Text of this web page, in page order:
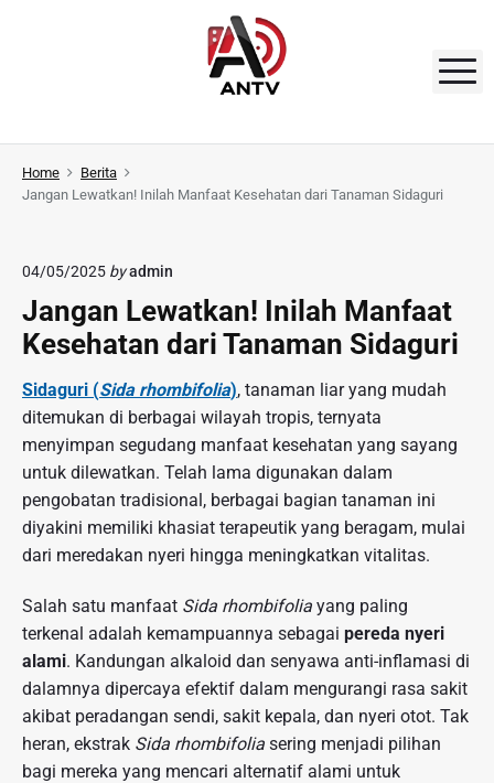
o
A
N
Home
Berita
Jangan Lewatkan! Inilah Manfaat Kesehatan dari Tanaman Sidaguri
04/05/2025 byadmin
Jangan Lewatkan! Inilah Manfaat
Kesehatan dari Tanaman Sidaguri
Sidaguri (Sida rhombifolia), tanaman liar yang mudah
ditemukan di berbagai wilayah tropis, ternyata
menyimpan segudang manfaat kesehatan yang sayang
untuk dilewatkan. Telah lama digunakan dalam
pengobatan tradisional, berbagai bagian tanaman ini
diyakini memiliki khasiat terapeutik yang beragam, mulai
dari meredakan nyeri hingga meningkatkan vitalitas.
Salah satu manfaat Sida rhombifolia yang paling
terkenal adalah kemampuannya sebagai pereda nyeri
alami. Kandungan alkaloid dan senyawa anti-inflamasi di
dalamnya dipercaya efektif dalam mengurangi rasa sakit
akibat peradangan sendi, sakit kepala, dan nyeri otot. Tak
heran, ekstrak Sida rhombifolia sering menjadi pilihan
bagi mereka yang mencari alternatif alami untuk